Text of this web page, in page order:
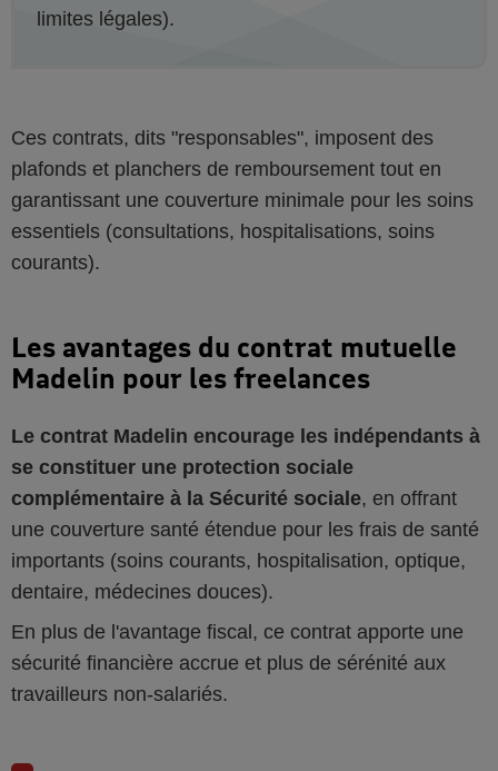
limites légales).
Ces contrats, dits "responsables", imposent des
plafonds et planchers de remboursement tout en
garantissant une couverture minimale pour les soins
essentiels (consultations, hospitalisations, soins
courants).
Les avantages du contrat mutuelle
Madelin pour les freelances
Le contrat Madelin encourage les indépendants à
se constituer une protection sociale
complémentaire à la Sécurité sociale, en offrant
une couverture santé étendue pour les frais de santé
importants (soins courants, hospitalisation, optique,
dentaire, médecines douces).
En plus de l'avantage fiscal, ce contrat apporte une
sécurité financière accrue et plus de sérénité aux
travailleurs non-salariés.